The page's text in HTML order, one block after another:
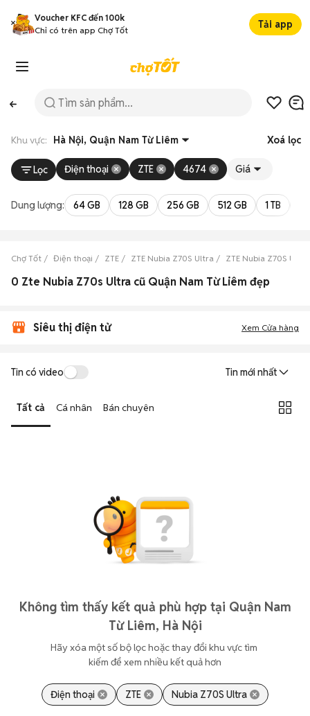
Voucher KFC đến 100k
Chỉ có trên app Chợ Tốt
Tải app
Khu vực: Hà Nội, Quận Nam Từ Liêm Xoá lọc
Lọc Điện thoại ZTE 4674 Giá
Dung lượng: 64 GB 128 GB 256 GB 512 GB 1 TB
Chợ Tốt Điện thoại ZTE ZTE Nubia Z70S Ultra ZTE Nubia Z70S
0 Zte Nubia Z70s Ultra cũ Quận Nam Từ Liêm đẹp
Siêu thị điện tử Xem Cửa hàng
Tin có video Tin mới nhất
Tất cả Cá nhân Bán chuyên
Không tìm thấy kết quả phù hợp tại Quận Nam
Từ Liêm, Hà Nội
Hãy xóa một số bộ lọc hoặc thay đổi khu vực tìm
kiếm để xem nhiều kết quả hơn
Điện thoại ZTE Nubia Z70S Ultra